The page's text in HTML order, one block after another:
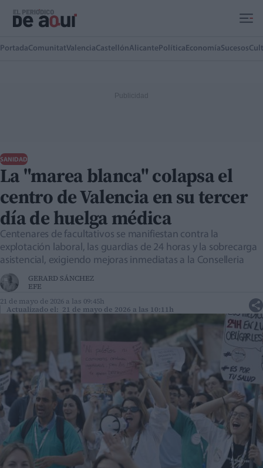
PortadaComunitatValenciaCastellónAlicante Política EconomíaSucesos
SANIDAD
La "marea blanca" colapsa el
centro de Valencia en su tercer
día de huelga médica
Centenares de facultativos se manifiestan contra la
explotación laboral, las guardias de 24 horas y la sobrecarga
asistencial, exigiendo mejoras inmediatas a la Conselleria
GERARD SÁNCHEZ
EFE
21 de mayo de 2026 a las 09:45h
Actualizado el: 21 de mayo de 2026 a las 10:11h